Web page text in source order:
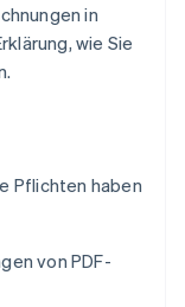
in
wie Sie
Pflichten haben
von PDF-